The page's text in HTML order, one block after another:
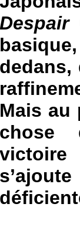
Despair
dedans,
Mais au
chose